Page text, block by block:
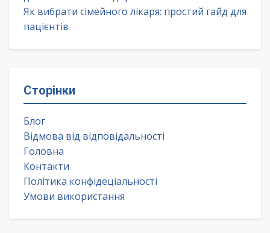
Як вибрати сімейного лікаря: простий гайд для
пацієнтів
Сторінки
Блог
Відмова від відповідальності
Головна
Контакти
Політика конфідеціальності
Умови використання